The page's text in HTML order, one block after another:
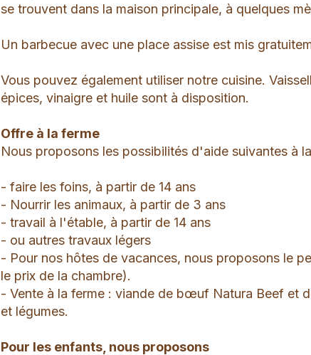
se trouvent dans la maison principale, à quelques
Un barbecue avec une place assise est mis
Vous pouvez également utiliser notre cuisine.
épices, vinaigre et huile sont à disposition.
Offre à la ferme
Nous proposons les possibilités d'aide suivantes à
- faire les foins, à partir de 14 ans
- Nourrir les animaux, à partir de 3 ans
- travail à l'étable, à partir de 14 ans
- ou autres travaux légers
- Pour nos hôtes de vacances, nous proposons le
le prix de la chambre).
- Vente à la ferme : viande de bœuf Natura Beef et
et légumes.
Pour les enfants, nous proposons